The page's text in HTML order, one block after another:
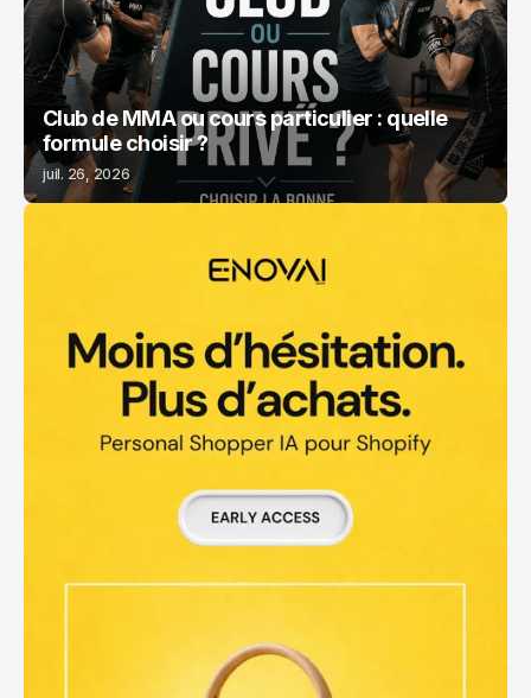
Club de MMA ou cours particulier : quelle
formule choisir ?
juil. 26, 2026